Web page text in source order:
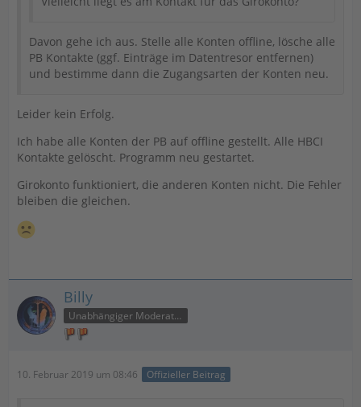
Davon gehe ich aus. Stelle alle Konten offline, lösche alle
PB Kontakte (ggf. Einträge im Datentresor entfernen)
und bestimme dann die Zugangsarten der Konten neu.
Leider kein Erfolg.
Ich habe alle Konten der PB auf offline gestellt. Alle HBCI
Kontakte gelöscht. Programm neu gestartet.
Girokonto funktioniert, die anderen Konten nicht. Die Fehler
bleiben die gleichen.
Billy
Unabhängiger Moderator
10. Februar 2019 um 08:46 Offizieller Beitrag